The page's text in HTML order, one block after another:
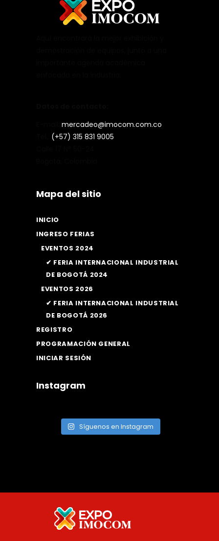
mercadeo@imocom.com.co
(+57) 315 831 9005
Mapa del sitio
INICIO
INGRESO FERIAS
EVENTOS 2024
✔ FERIA INTERNACIONAL INDUSTRIAL
DE BOGOTÁ 2024
EVENTOS 2026
✔ FERIA INTERNACIONAL INDUSTRIAL
DE BOGOTÁ 2026
REGISTRO
PROGRAMACIÓN GENERAL
INICIAR SESIÓN
Instagram
Síguenos en Instagram